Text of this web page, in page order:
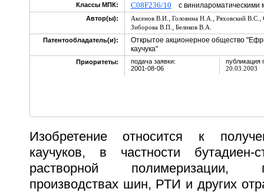
Классы МПК: C08F236/10 с винилароматическими
Автор(ы): Аксенов В.И. , Головина Н.А. , Ряховский В.С. ,
Зиборова В.П. , Беликов В.А.
Патентообладатель(и):
Открытое акционерное общество
каучука"
Приоритеты:
подача заявки:
2001-08-06
публикация
20.03.2003
Изобретение относится к
каучуков, в частности бутадиен-
растворной полимеризации,
производствах шин, РТИ и других